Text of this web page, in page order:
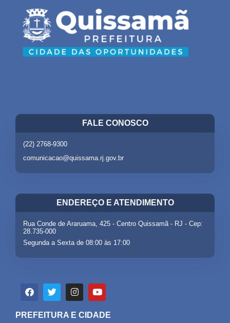
FALE CONOSCO
(22) 2768-9300
comunicacao@quissama.rj.gov.br
ENDEREÇO E ATENDIMENTO
Rua Conde de Araruama, 425 - Centro Quissamã - RJ - Cep:
28.735-000
Segunda a Sexta de 08:00 às 17:00
PREFEITURA E CIDADE